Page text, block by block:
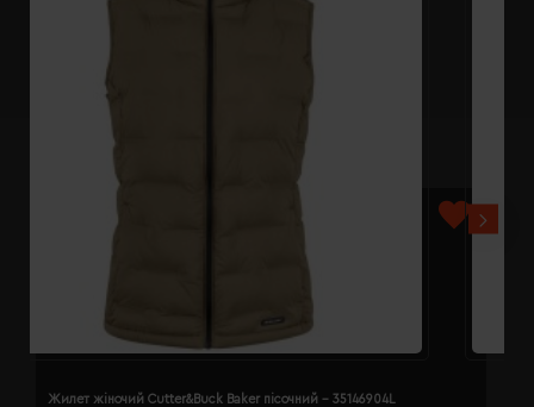
Жилет жіночий Cutter&Buck Baker пісочний - 35146904L